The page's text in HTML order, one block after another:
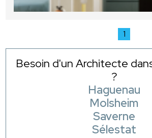
1
Besoin d'un Architecte
?
Haguenau
Molsheim
Saverne
Sélestat